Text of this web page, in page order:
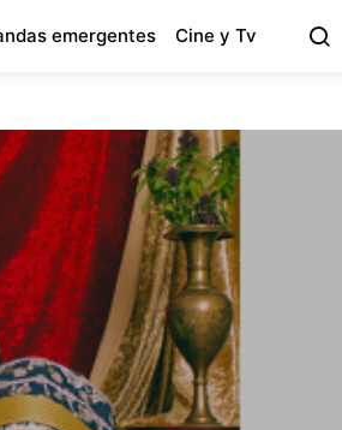
emergentes Cine y Tv